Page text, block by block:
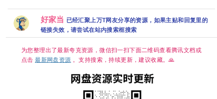
7GB左右】
又名：灵魂
摆渡5 [于毅
刘智扬] 【附
灵魂摆渡1-3
季全系列】
锐
封简繁英][葛
优/章子怡]
[19.6GB]
[内封简
[喜剧/奇
[1.6GB/
好家当 已经汇聚上万T网友分享的资源，如果主贴和回复里的
链接失效，请尝试在站内搜索框搜索
为您整理出了最新夸克资源，微信扫一扫下面二维码查看腾讯文档或
点击最新网盘资源 。支持搜索，持续更新，建议收藏。🙏